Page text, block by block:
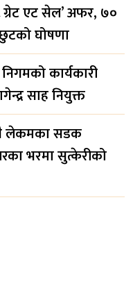
ग्रेट एट सेल’ अफर, ७०
घोषणा
कार्यकारी
साह नियुक्त
लेकमका सडक
भरमा सुत्केरीको